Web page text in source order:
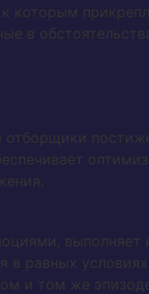
которым
в
в равных
и том же